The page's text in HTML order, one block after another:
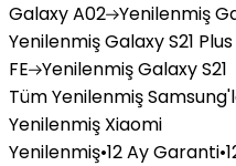
Galaxy A02 Yenilenmiş
YenilenmişGalaxy S21
FE YenilenmişGalaxy S21
Tüm Yenilenmiş
Yenilenmiş Xiaomi
Yenilenmiş•12 Ay Garanti•